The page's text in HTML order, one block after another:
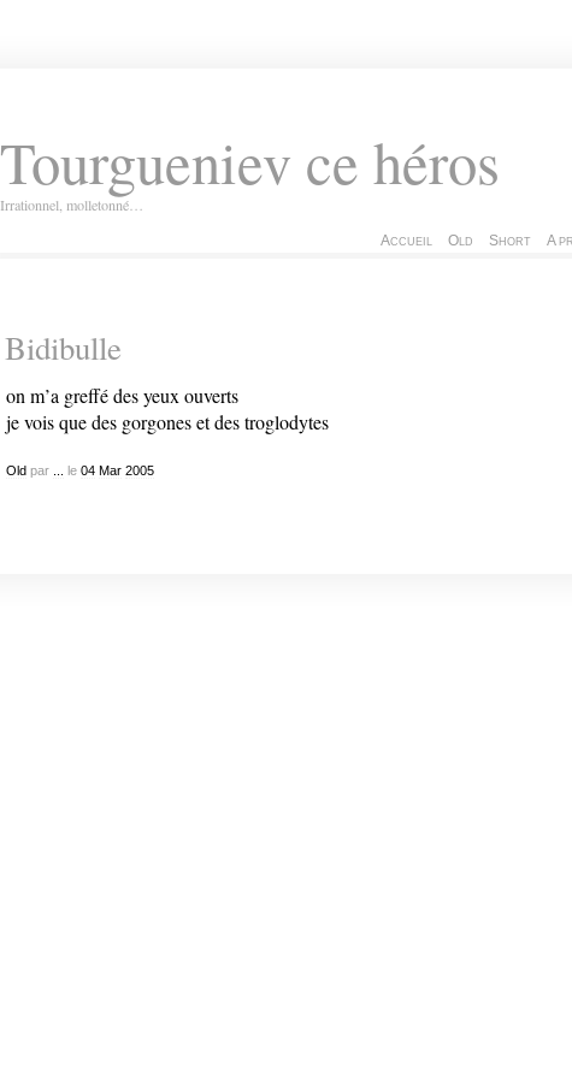
Tourgueniev ce héros
Irrationnel, molletonné…
Accueil Old Short A
Bidibulle
on m’a greffé des yeux ouverts
je vois que des gorgones et des troglodytes
Oldpar le 04 Mar 2005